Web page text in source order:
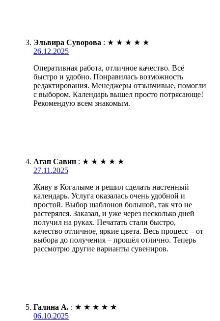
Эльвира Суворова : ★ ★ ★ ★ ★
26.12.2025
Оперативная работа, отличное качество. Всё
быстро и удобно. Понравилась возможность
редактирования. Менеджеры отзывчивые, помогли
с выбором. Календарь вышел просто потрясающе!
Рекомендую всем знакомым.
Агап Савин : ★ ★ ★ ★ ★
27.11.2025
Живу в Когалыме и решил сделать настенный
календарь. Услуга оказалась очень удобной и
простой. Выбор шаблонов большой, так что не
растерялся. Заказал, и уже через несколько дней
получил на руках. Печатать стали быстро,
качество отличное, яркие цвета. Весь процесс – от
выбора до получения – прошёл отлично. Теперь
рассмотрю другие варианты сувениров.
Галина А. : ★ ★ ★ ★ ★
06.10.2025